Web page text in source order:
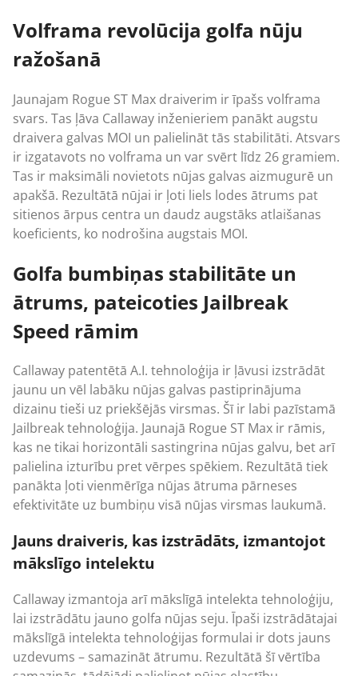
Volframa revolūcija golfa nūju
ražošanā
Jaunajam Rogue ST Max draiverim ir īpašs volframa
svars. Tas ļāva Callaway inženieriem panākt augstu
draivera galvas MOI un palielināt tās stabilitāti. Atsvars
ir izgatavots no volframa un var svērt līdz 26 gramiem.
Tas ir maksimāli novietots nūjas galvas aizmugurē un
apakšā. Rezultātā nūjai ir ļoti liels lodes ātrums pat
sitienos ārpus centra un daudz augstāks atlaišanas
koeficients, ko nodrošina augstais MOI.
Golfa bumbiņas stabilitāte un
ātrums, pateicoties Jailbreak
Speed rāmim
Callaway patentētā A.I. tehnoloģija ir ļāvusi izstrādāt
jaunu un vēl labāku nūjas galvas pastiprinājuma
dizainu tieši uz priekšējās virsmas. Šī ir labi pazīstamā
Jailbreak tehnoloģija. Jaunajā Rogue ST Max ir rāmis,
kas ne tikai horizontāli sastingrina nūjas galvu, bet arī
palielina izturību pret vērpes spēkiem. Rezultātā tiek
panākta ļoti vienmērīga nūjas ātruma pārneses
efektivitāte uz bumbiņu visā nūjas virsmas laukumā.
Jauns draiveris, kas izstrādāts, izmantojot
mākslīgo intelektu
Callaway izmantoja arī mākslīgā intelekta tehnoloģiju,
lai izstrādātu jauno golfa nūjas seju. Īpaši izstrādātajai
mākslīgā intelekta tehnoloģijas formulai ir dots jauns
uzdevums – samazināt ātrumu. Rezultātā šī vērtība